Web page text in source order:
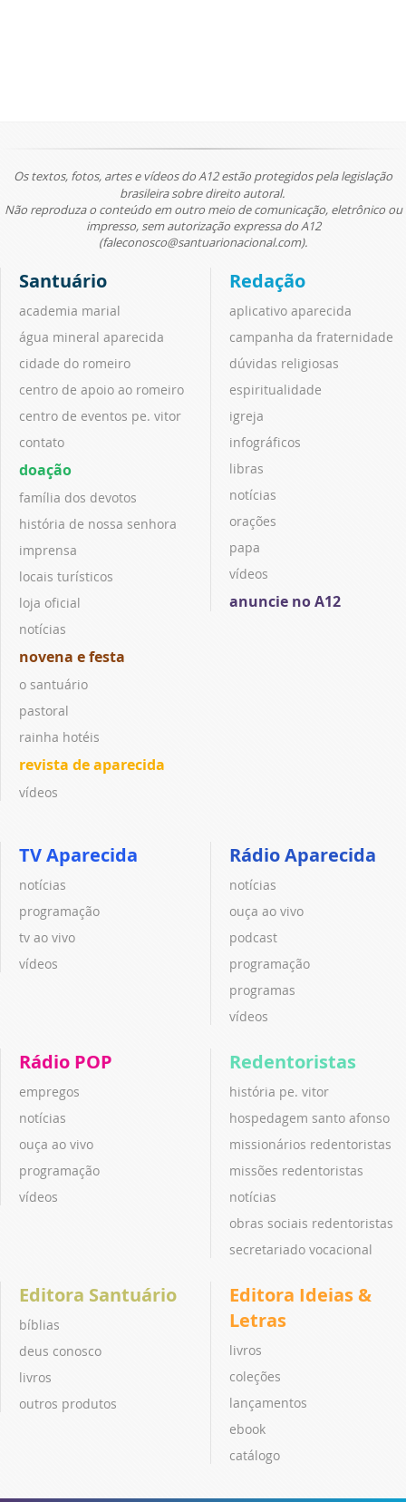
Os textos, fotos, artes e vídeos do A12 estão protegidos pela legislação
brasileira sobre direito autoral.
Não reproduza o conteúdo em outro meio de comunicação, eletrônico ou
impresso, sem autorização expressa do A12
(faleconosco@santuarionacional.com).
Santuário
academia marial
água mineral aparecida
cidade do romeiro
centro de apoio ao romeiro
centro de eventos pe. vitor
contato
doação
família dos devotos
história de nossa senhora
imprensa
locais turísticos
loja oficial
notícias
novena e festa
o santuário
pastoral
rainha hotéis
revista de aparecida
vídeos
Redação
aplicativo aparecida
campanha da fraternidade
dúvidas religiosas
espiritualidade
igreja
infográficos
libras
notícias
orações
papa
vídeos
anuncie no A12
TV Aparecida
notícias
programação
tv ao vivo
vídeos
Rádio Aparecida
notícias
ouça ao vivo
podcast
programação
programas
vídeos
Rádio POP
empregos
notícias
ouça ao vivo
programação
vídeos
Redentoristas
história pe. vitor
hospedagem santo afonso
missionários redentoristas
missões redentoristas
notícias
obras sociais redentoristas
secretariado vocacional
Editora Santuário
bíblias
deus conosco
livros
outros produtos
Editora Ideias &
Letras
livros
coleções
lançamentos
ebook
catálogo